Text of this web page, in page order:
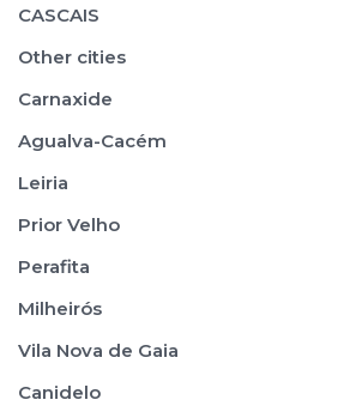
CASCAIS
Other cities
Carnaxide
Agualva-Cacém
Leiria
Prior Velho
Perafita
Milheirós
Vila Nova de Gaia
Canidelo